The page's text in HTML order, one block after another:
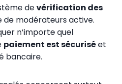
devérification des
de modérateurs active.
n’importe quel
paiement est sécuriséet
bancaire.